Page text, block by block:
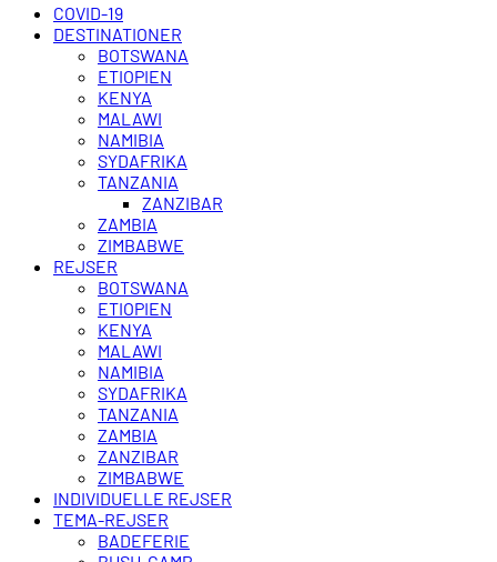
COVID-19
DESTINATIONER
BOTSWANA
ETIOPIEN
KENYA
MALAWI
NAMIBIA
SYDAFRIKA
TANZANIA
ZANZIBAR
ZAMBIA
ZIMBABWE
REJSER
BOTSWANA
ETIOPIEN
KENYA
MALAWI
NAMIBIA
SYDAFRIKA
TANZANIA
ZAMBIA
ZANZIBAR
ZIMBABWE
INDIVIDUELLE REJSER
TEMA-REJSER
BADEFERIE